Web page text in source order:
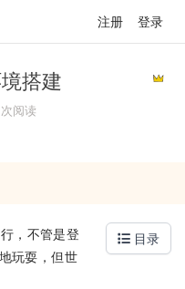
注册 登录
搭建
次阅读
目录
，不管是登
玩耍，但世